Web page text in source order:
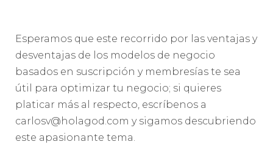
Esperamos que este recorrido por las ventajas y
desventajas de los modelos de negocio
basados en suscripción y membresías te sea
útil para optimizar tu negocio; si quieres
platicar más al respecto, escríbenos a
carlosv@holagod.com y sigamos descubriendo
este apasionante tema.